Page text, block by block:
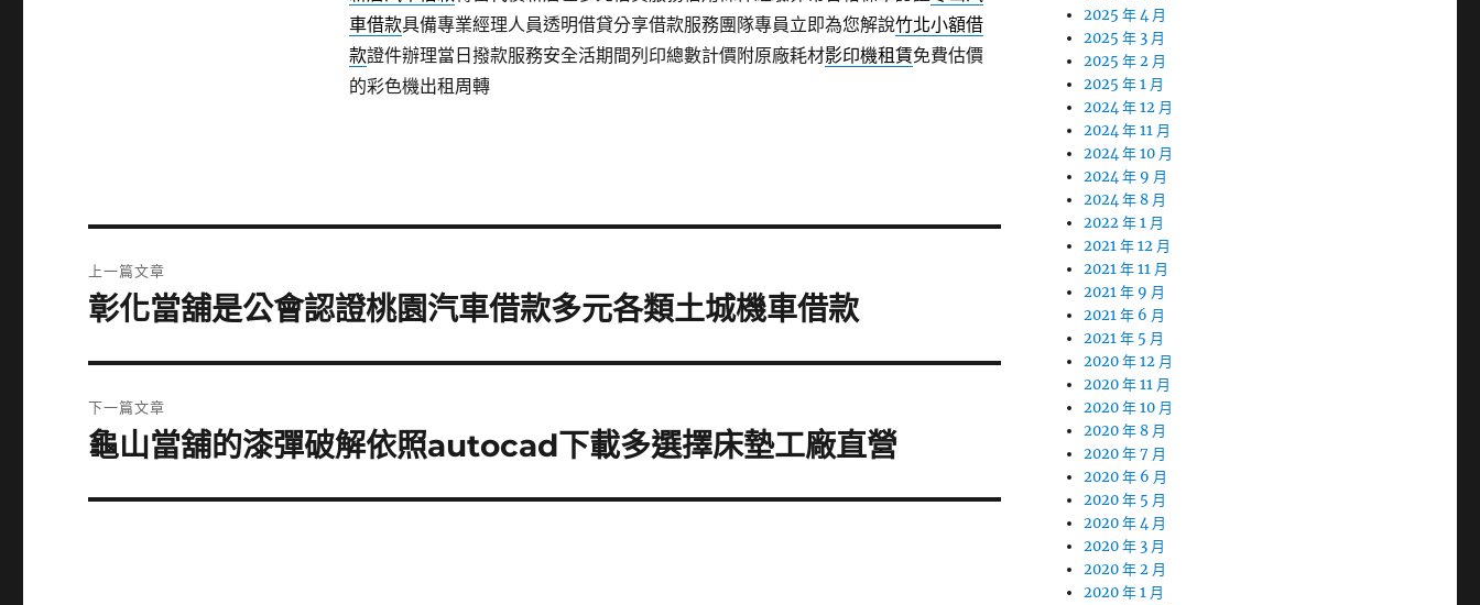
車借款具備專業經理人員透明借貸分享借款服務團隊專員立即為您解說竹北小額借
款證件辦理當日撥款服務安全活期間列印總數計價附原廠耗材影印機租賃免費估價
的彩色機出租周轉
章
上一篇文章
上
篇
文
章:
彰化當舖是公會認證桃園汽車借款多元各類土城機車借款
下一篇文章
下
篇
龜山當舖的漆彈破解依照autocad下載多選擇床墊工廠直營
2025 年 4 月
2025 年 3 月
2025 年 2 月
2025 年 1 月
2024 年 12 月
2024 年 11 月
2024 年 10 月
2024 年 9 月
2024 年 8 月
2022 年 1 月
2021 年 12 月
2021 年 11 月
2021 年 9 月
2021 年 6 月
2021 年 5 月
2020 年 12 月
2020 年 11 月
2020 年 10 月
2020 年 8 月
2020 年 7 月
2020 年 6 月
2020 年 5 月
2020 年 4 月
2020 年 3 月
2020 年 2 月
2020 年 1 月